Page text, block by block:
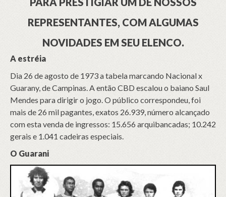
REPRESENTANTES, COM ALGUMAS
NOVIDADES EM SEU ELENCO.
A estréia
Dia 26 de agosto de 1973 a tabela marcando Nacional x
Guarany, de Campinas. A então CBD escalou o baiano Saul
Mendes para dirigir o jogo. O público correspondeu, foi
mais de 26 mil pagantes, exatos 26.939, número alcançado
com esta venda de ingressos: 15.656 arquibancadas; 10.242
gerais e 1.041 cadeiras especiais.
O Guarani